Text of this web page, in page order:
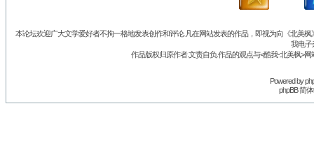
本论坛欢迎广大文学爱好者不拘一格地发表创作和评论.凡在网站发表的作品，即视为向《北美
我电子
作品版权归原作者.文责自负.作品的观点与<酷我-北美枫>
Powered by
phpBB 简